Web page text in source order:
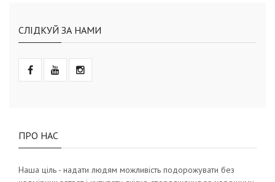
СЛІДКУЙ ЗА НАМИ
ПРО НАС
Наша ціль - надати людям можливість подорожувати без